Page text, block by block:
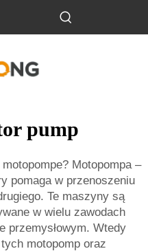
pump
Motopompa –
pomaga w przenoszeniu
Te maszyny są
w wielu zawodach
przemysłowym. Wtedy
motopomp oraz